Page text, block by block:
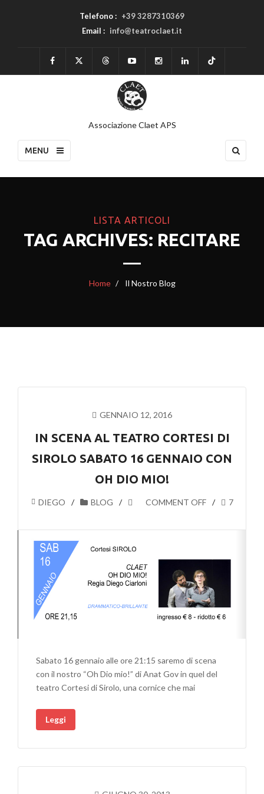
Telefono : +39 3287310369
Email : info@teatroclaet.it
Associazione Claet APS
MENU
LISTA ARTICOLI
TAG ARCHIVES: RECITARE
Home Il Nostro Blog
GENNAIO 12, 2016
IN SCENA AL TEATRO CORTESI DI
SIROLO SABATO 16 GENNAIO CON
OH DIO MIO!
DIEGO BLOG COMMENT OFF 7
Sabato 16 gennaio alle ore 21:15 saremo di scena
con il nostro “Oh Dio mio!” di Anat Gov in quel del
teatro Cortesi di Sirolo, una cornice che mai
Leggi